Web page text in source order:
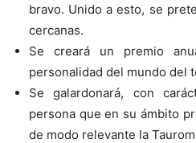
bravo. Unido a esto, se
cercanas.
Se creará un premio
personalidad del mundo del
Se galardonará, con
persona que en su ámbito
de modo relevante la